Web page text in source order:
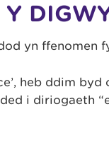
yn ffenomen
heb ddim
i diriogaeth